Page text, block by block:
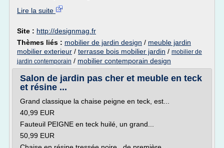
Lire la suite
Site : http://designmag.fr
Thèmes liés : mobilier de jardin design / meuble jardin
mobilier exterieur / terrasse bois mobilier jardin / mobilier de
jardin contemporain / mobilier contemporain design
Salon de jardin pas cher et meuble en teck
et résine ...
Grand classique la chaise peigne en teck, est...
40,99 EUR
Fauteuil PEIGNE en teck huilé, un grand...
50,99 EUR